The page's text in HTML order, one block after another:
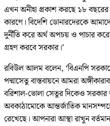
এখন অনীহা প্রকাশ করছে ১৮ বছরের
কারণে। বিদেশি ডোনারদেরকে
দুর্নীতি করে অর্থ অপচয় ও পাচার
গ্রহণ করবে সরকার।’
রবিউল আলম বলেন, ‘বিএনপি
পদ্মাসেতু বাস্তবায়নে আমরা
বরিশাল-ভোলা সেতুর দিকেও
অবকাঠামোকে আন্তর্জাতিক
রেখেছে। আপনারা আস্থা রাখুন